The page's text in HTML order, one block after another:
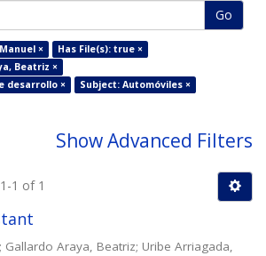
Go
×
Has File(s): true ×
Beatriz ×
desarrollo ×
Subject: Automóviles ×
Show Advanced Filters
1 of 1
; Gallardo Araya, Beatriz; Uribe Arriagada,